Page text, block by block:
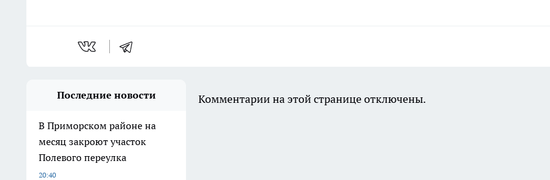
Последние новости
В Приморском районе на
месяц закроют участок
Полевого переулка
20:40
Комментарии на этой странице отключены.